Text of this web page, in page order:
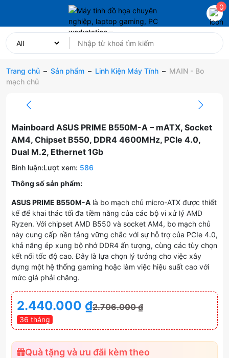
0
Trang chủ – Sản phẩm – Linh Kiện Máy Tính – MAIN - Bo
mạch chủ
Mainboard ASUS PRIME B550M-A – mATX, Socket
AM4, Chipset B550, DDR4 4600MHz, PCIe 4.0,
Dual M.2, Ethernet 1Gb
Bình luận:Lượt xem: 586
Thông số sản phẩm:
ASUS PRIME B550M-A là bo mạch chủ micro-ATX được thiết
kế để khai thác tối đa tiềm năng của các bộ vi xử lý AMD
Ryzen. Với chipset AMD B550 và socket AM4, bo mạch chủ
này cung cấp nền tảng vững chắc với sự hỗ trợ của PCIe 4.0,
khả năng ép xung bộ nhớ DDR4 ấn tượng, cùng các tùy chọn
kết nối tốc độ cao. Đây là lựa chọn lý tưởng cho việc xây
dựng một hệ thống gaming hoặc làm việc hiệu suất cao với
mức giá phải chăng.
2.706.000₫
2.440.000 ₫
36 tháng
Quà tặng và ưu đãi kèm theo